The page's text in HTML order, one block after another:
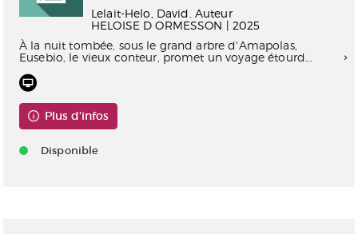
Lelait-Helo, David. Auteur
HELOISE D ORMESSON | 2025
À la nuit tombée, sous le grand arbre d'Amapolas,
Eusebio, le vieux conteur, promet un voyage étourd...
Plus d'infos
Disponible